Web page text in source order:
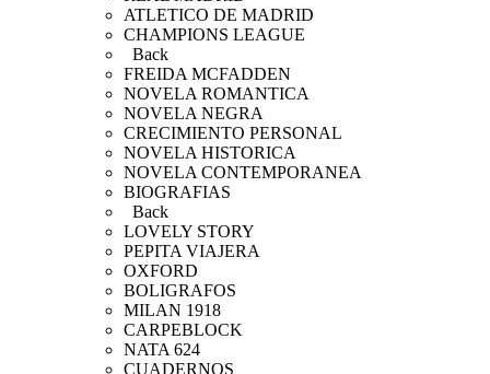
ATLETICO DE MADRID
CHAMPIONS LEAGUE
Back
FREIDA MCFADDEN
NOVELA ROMANTICA
NOVELA NEGRA
CRECIMIENTO PERSONAL
NOVELA HISTORICA
NOVELA CONTEMPORANEA
BIOGRAFIAS
Back
LOVELY STORY
PEPITA VIAJERA
OXFORD
BOLIGRAFOS
MILAN 1918
CARPEBLOCK
NATA 624
CUADERNOS